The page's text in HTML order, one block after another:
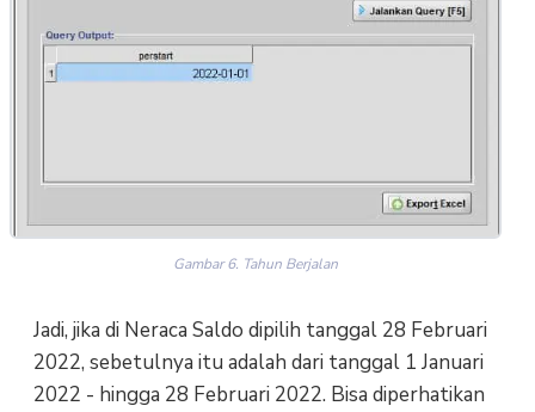
Gambar 6. Tahun Berjalan
Jadi, jika di Neraca Saldo dipilih tanggal 28 Februari
2022, sebetulnya itu adalah dari tanggal 1 Januari
2022 - hingga 28 Februari 2022. Bisa diperhatikan